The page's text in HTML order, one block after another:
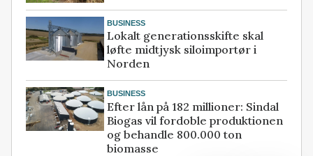
BUSINESS
Lokalt generationsskifte skal
løfte midtjysk siloimportør i
Norden
BUSINESS
Efter lån på 182 millioner: Sindal
Biogas vil fordoble produktionen
og behandle 800.000 ton
biomasse